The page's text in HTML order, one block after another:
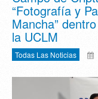
“Fotografía y
Mancha”
la UCLM
Todas Las Noticias